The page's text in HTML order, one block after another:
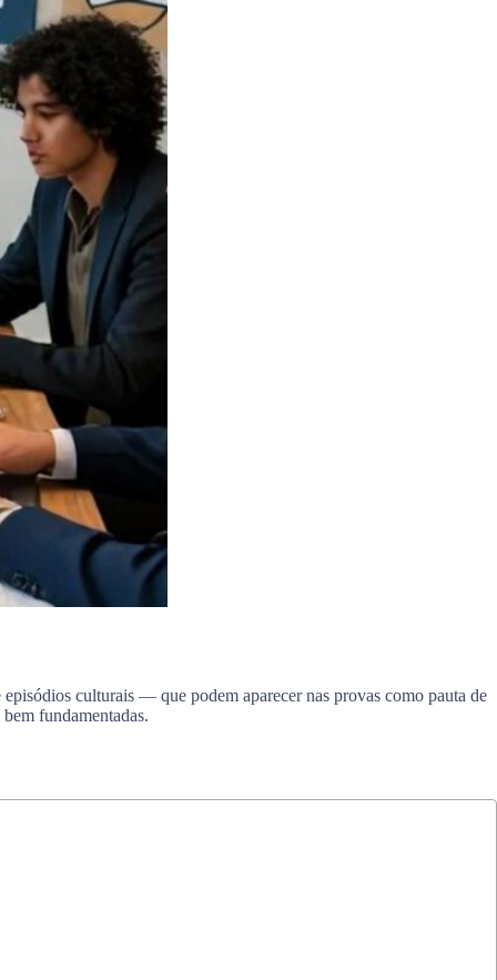
culturais — que podem aparecer nas provas como pauta de
fundamentadas.